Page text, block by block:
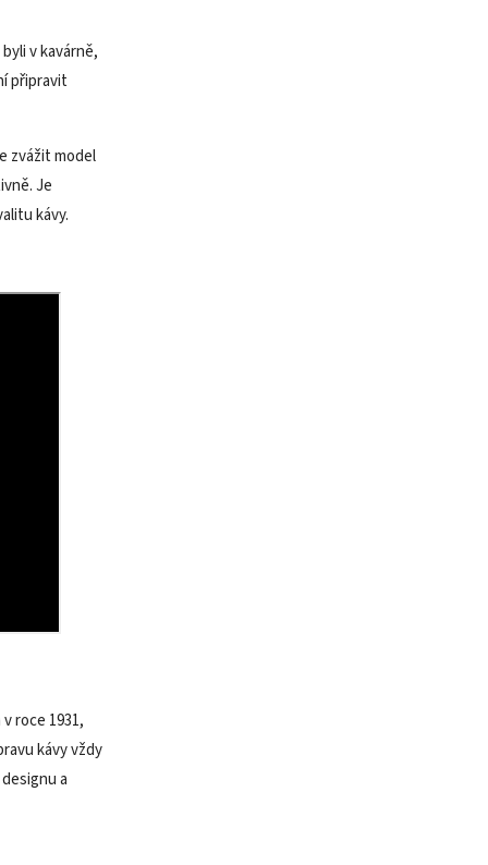
v kavárně,
připravit
zvážit model
Je
kávy.
roce 1931,
kávy vždy
a